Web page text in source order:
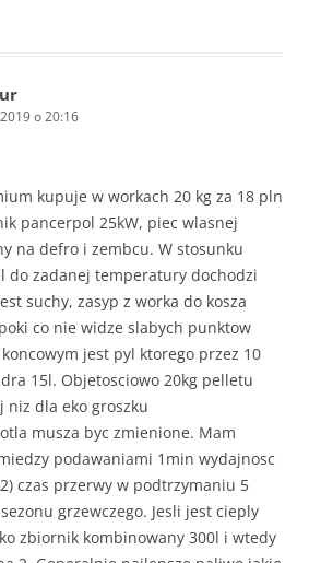
o 20:16
kupuje w workach 20 kg za 18 pln
pancerpol 25kW, piec wlasnej
na defro i zembcu. W stosunku
do zadanej temperatury dochodzi
suchy, zasyp z worka do kosza
co nie widze slabych punktow
jest pyl ktorego przez 10
15l. Objetosciowo 20kg pelletu
niz dla eko groszku
musza byc zmienione. Mam
podawaniami 1min wydajnosc
czas przerwy w podtrzymaniu 5
grzewczego. Jesli jest cieply
zbiornik kombinowany 300l i wtedy